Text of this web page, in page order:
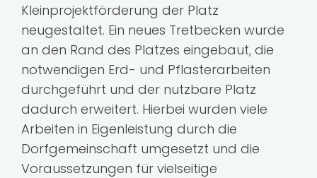
Kleinprojektförderung der Platz
neugestaltet. Ein neues Tretbecken wurde
an den Rand des Platzes eingebaut, die
notwendigen Erd- und Pflasterarbeiten
durchgeführt und der nutzbare Platz
dadurch erweitert. Hierbei wurden viele
Arbeiten in Eigenleistung durch die
Dorfgemeinschaft umgesetzt und die
Voraussetzungen für vielseitige